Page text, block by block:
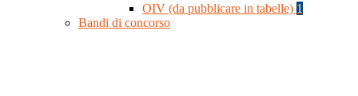
OIV (da pubblicare in tabelle) 1
Bandi di concorso